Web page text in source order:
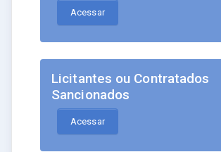
Acessar
Licitantes ou Contratados
Sancionados
Acessar